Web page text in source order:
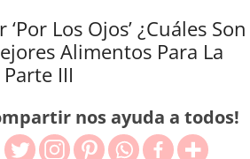
‘Por Los Ojos’ ¿Cuáles Son
Alimentos Para La
III
nos ayuda a todos!